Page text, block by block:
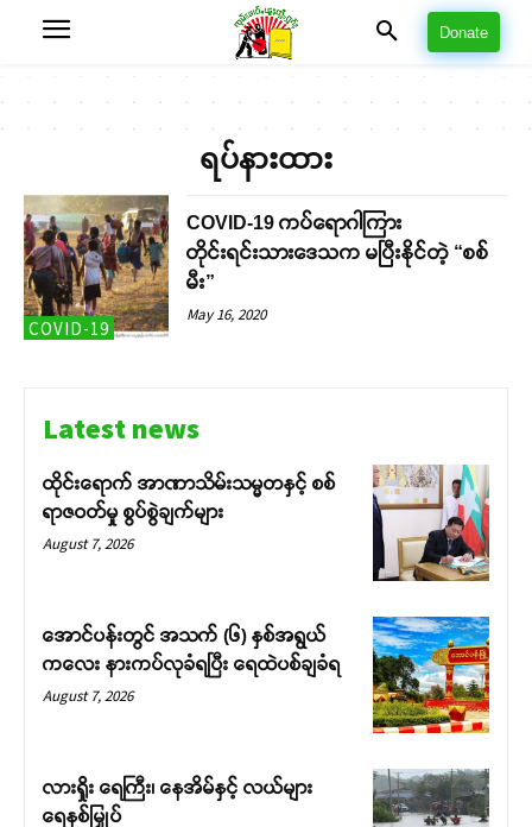
Donate
ရပ်နားထား
COVID-19
COVID-19 ကပ်ရောဂါကြား
တိုင်းရင်းသားဒေသက မပြီးနိုင်တဲ့ “စစ်
မီး”
May 16, 2020
Latest news
ထိုင်းရောက် အာဏာသိမ်းသမ္မတနှင့် စစ်
ရာဇဝတ်မှု စွပ်စွဲချက်များ
August 7, 2026
အောင်ပန်းတွင် အသက် (၆) နှစ်အရွယ်
ကလေး နားကပ်လုခံရပြီး ရေထဲပစ်ချခံရ
August 7, 2026
လားရှိုး ရေကြီး၊ နေအိမ်နှင့် လယ်များ
ရေနစ်မြှုပ်